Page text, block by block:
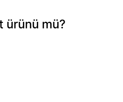
ürünü mü?